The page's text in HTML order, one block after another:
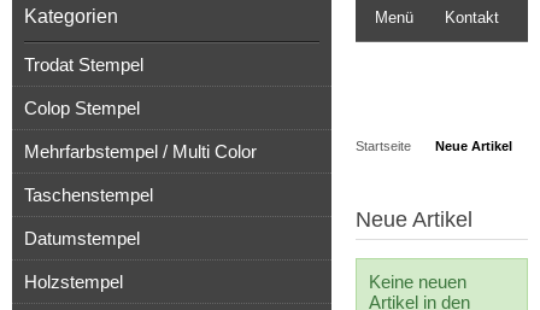
Menü Kontakt
Startseite Neue Artikel
Neue Artikel
Keine neuen
Artikel in den
Kategorien
Trodat Stempel
Colop Stempel
Mehrfarbstempel / Multi Color
Taschenstempel
Datumstempel
Holzstempel